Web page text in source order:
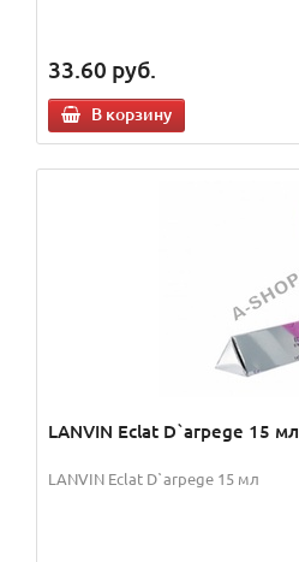
33.60 руб.
В корзину
LANVIN Eclat D`arpege 15 мл
LANVIN Eclat D`arpege 15 мл